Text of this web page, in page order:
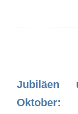
Jubiläen
Oktober: